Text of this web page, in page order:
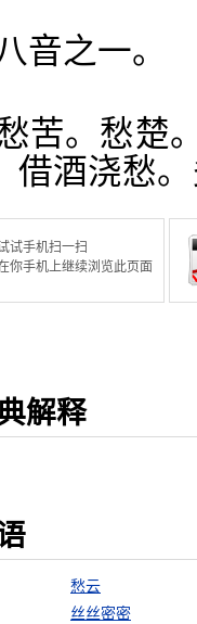
音之一。
苦。愁楚
借酒浇愁
试手机扫一扫
你手机上继续浏览此页面
解释
愁云
丝丝密密